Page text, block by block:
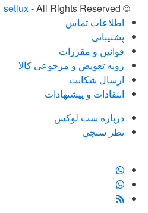
©
setlux- All Rights Reserved
اطلاعات تماس
پشتیبانی
قوانین و مقررات
رویه تعویض و مرجوعی کالا
ارسال شکایت
انتقادات و پیشنهادات
درباره ست لوکس
نظر سنجی